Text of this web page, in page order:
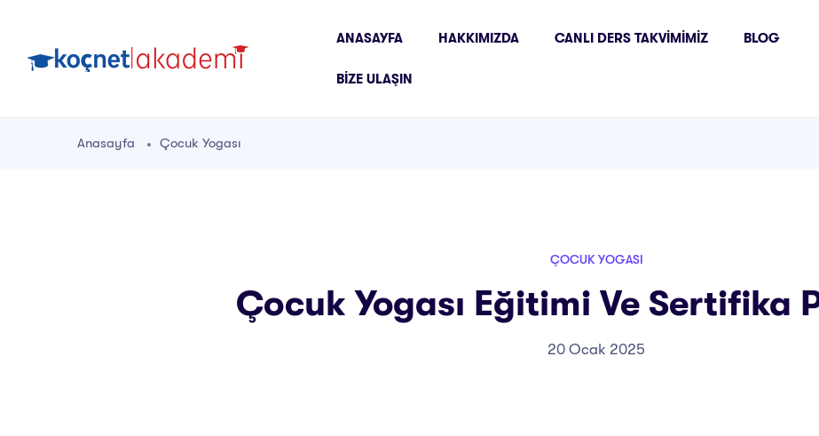
ANASAYFA HAKKIMIZDA CANLI DERS TAKVIMIMIZ BLOG
BIZE ULAŞIN
Anasayfa Çocuk Yogası
ÇOCUK YOGASI
Çocuk Yogası Eğitimi Ve Sertifika
20 Ocak 2025